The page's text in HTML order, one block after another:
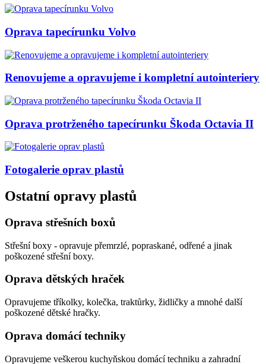
Oprava tapecírunku Volvo
Renovujeme a opravujeme i kompletní autointeriery
Oprava protrženého tapecírunku Škoda Octavia II
Fotogalerie oprav plastů
Ostatní opravy plastů
Oprava střešních boxů
Střešní boxy - opravuje přemrzlé, popraskané, odřené a jinak
poškozené střešní boxy.
Oprava dětských hraček
Opravujeme tříkolky, kolečka, traktůrky, židličky a mnohé další
poškozené dětské hračky.
Oprava domácí techniky
Opravujeme veškerou kuchyňskou domácí techniku a zahradní